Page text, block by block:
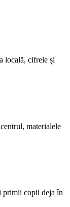
locală, cifrele și
materialele
primii copii deja în